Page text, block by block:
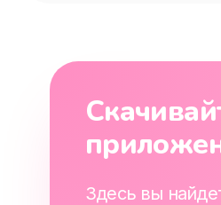
Здесь вы